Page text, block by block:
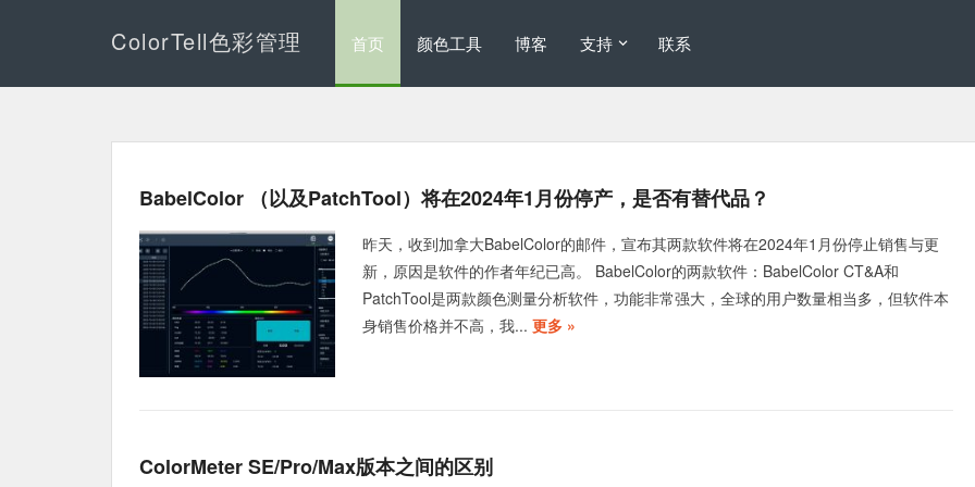
ColorTell色彩管理 首页 颜色工具 博客 支持 联系
BabelColor （以及PatchTool）将在2024年1月份停产，是否有替代品？
昨天，收到加拿大BabelColor的邮件，宣布其两款软件将在2024年1月份停止销售与更
新，原因是软件的作者年纪已高。 BabelColor的两款软件：BabelColor CT&A和
PatchTool是两款颜色测量分析软件，功能非常强大，全球的用户数量相当多，但软件本
身销售价格并不高，我... 更多 »
ColorMeter SE/Pro/Max版本之间的区别